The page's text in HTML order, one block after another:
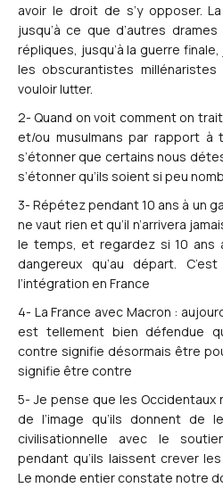
avoir le droit de s’y opposer.
jusqu’à ce que d’autres
répliques, jusqu’à la guerre
les obscurantistes
vouloir lutter.
2- Quand on voit comment on
et/ou musulmans par rapport à
s’étonner que certains nous
s’étonner qu’ils soient si peu
3- Répétez pendant 10 ans à un
ne vaut rien et qu’il n’arrivera
le temps, et regardez si 10 ans
dangereux qu’au départ.
l’intégration en France
4- La France avec Macron :
est tellement bien défendue
contre signifie désormais être
signifie être contre
5- Je pense que les
de l’image qu’ils donnent de
civilisationnelle avec le
pendant qu’ils laissent crever
Le monde entier constate notre